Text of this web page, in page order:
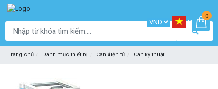
0
Trang chủ Danh mục thiết bị Cân điện tử Cân kỹ thuật